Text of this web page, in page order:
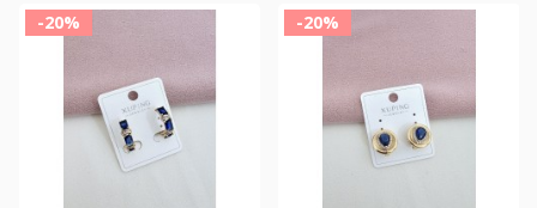
-20% -20%